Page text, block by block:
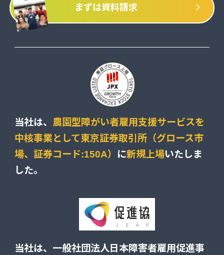
まずは資料請求 chevron_right
当社は、 農園型障がい者雇用支援サービスを
中核事業として東京証券取引所（グロース市
場、証券コード:150A） に新規上場いたしま
した。
当社は、一般社団法人日本障害者雇用促進事